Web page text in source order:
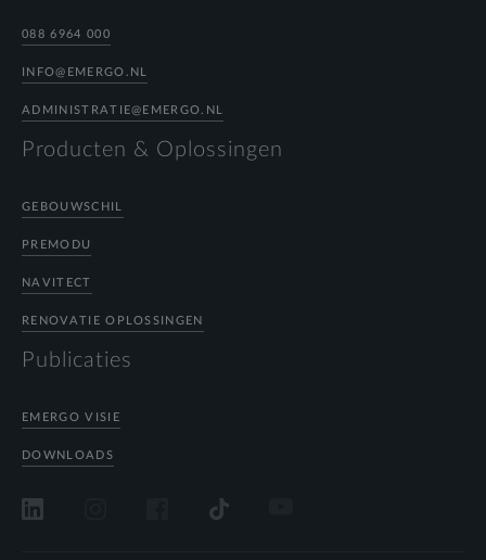
088 6964 000
INFO@EMERGO.NL
ADMINISTRATIE@EMERGO.NL
Producten & Oplossingen
GEBOUWSCHIL
PREMODU
NAVITECT
RENOVATIE OPLOSSINGEN
Publicaties
EMERGO VISIE
DOWNLOADS